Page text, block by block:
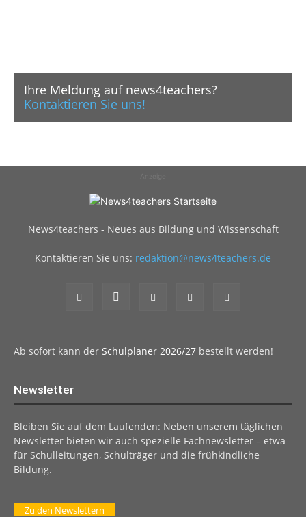
Ihre Meldung auf news4teachers?
Kontaktieren Sie uns!
News4teachers - Neues aus Bildung und Wissenschaft
Kontaktieren Sie uns: redaktion@news4teachers.de
Ab sofort kann der Schulplaner 2026/27 bestellt werden!
Newsletter
Bleiben Sie auf dem Laufenden: Neben unserem täglichen
Newsletter bieten wir auch spezielle Fachnewsletter – etwa
für Schulleitungen, Schulträger und die frühkindliche
Bildung.
Zu den Newslettern